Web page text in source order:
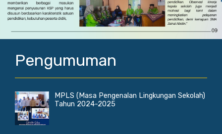
Pengumuman
MPLS (Masa Pengenalan Lingkungan Sekolah)
Tahun 2024-2025